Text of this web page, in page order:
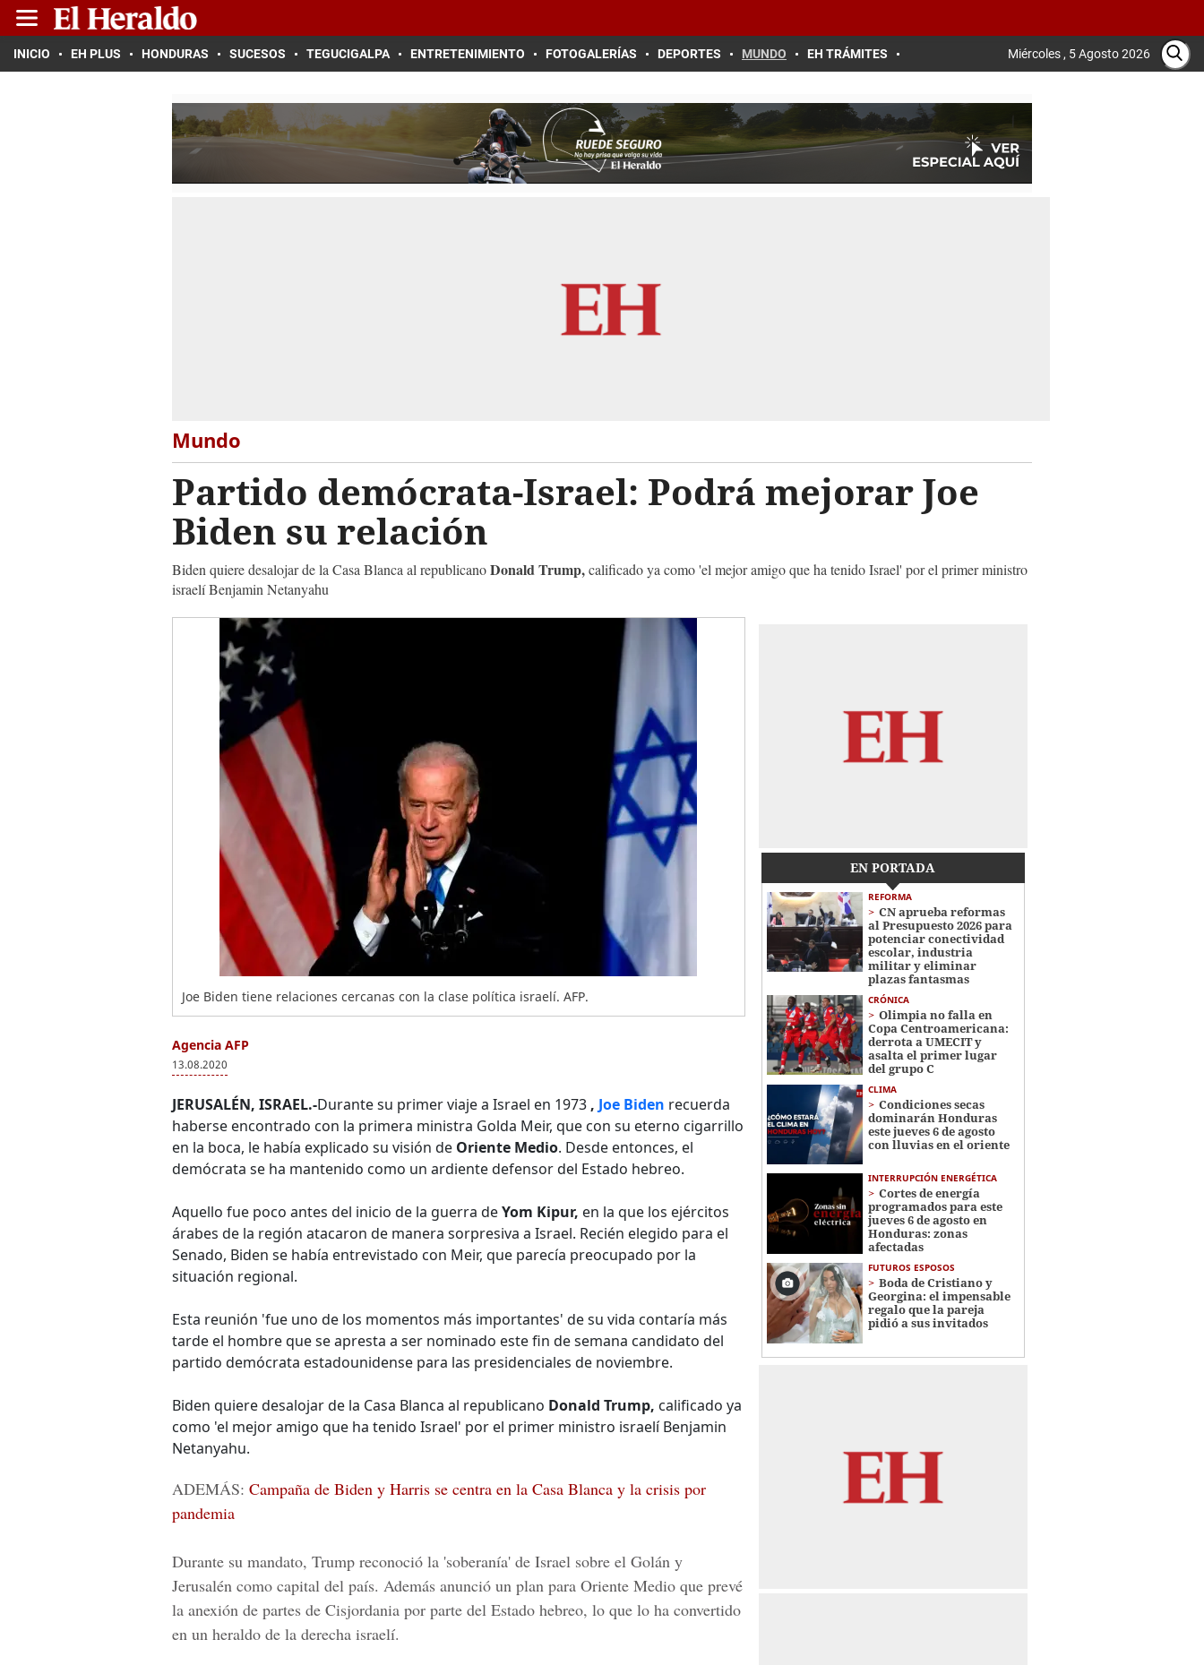
INICIO EH PLUS HONDURAS SUCESOS TEGUCIGALPA ENTRETENIMIENTO FOTOGALERÍAS DEPORTES MUNDO EH TRÁMITES Miércoles , 5 Agosto 2026
Mundo
Partido demócrata-Israel: Podrá mejorar Joe
Biden su relación
Biden quiere desalojar de la Casa Blanca al republicanoDonald Trump,calificado ya como 'el mejor amigo que ha tenido Israel' por el primer ministro
israelí Benjamin Netanyahu
Joe Biden tiene relaciones cercanas con la clase política israelí. AFP.
Agencia AFP
13.08.2020
JERUSALÉN, ISRAEL.-Durante su primer viaje a Israel en 1973 , Joe Biden recuerda
haberse encontrado con la primera ministra Golda Meir, que con su eterno cigarrillo
en la boca, le había explicado su visión de Oriente Medio. Desde entonces, el
demócrata se ha mantenido como un ardiente defensor del Estado hebreo.
Aquello fue poco antes del inicio de la guerra deYom Kipur, en la que los ejércitos
árabes de la región atacaron de manera sorpresiva a Israel. Recién elegido para el
Senado, Biden se había entrevistado con Meir, que parecía preocupado por la
situación regional.
Esta reunión 'fue uno de los momentos más importantes' de su vida contaría más
tarde el hombre que se apresta a ser nominado este fin de semana candidato del
partido demócrata estadounidense para las presidenciales de noviembre.
Biden quiere desalojar de la Casa Blanca al republicano Donald Trump, calificado ya
como 'el mejor amigo que ha tenido Israel' por el primer ministro israelí Benjamin
Netanyahu.
ADEMÁS: Campaña de Biden y Harris se centra en la Casa Blanca y la crisis por
pandemia
Durante su mandato, Trump reconoció la 'soberanía' de Israel sobre el Golán y
Jerusalén como capital del país. Además anunció un plan para Oriente Medio que prevé
la anexión de partes de Cisjordania por parte del Estado hebreo, lo que lo ha convertido
en un heraldo de la derecha israelí.
EN PORTADA
REFORMA
CN aprueba reformas
al Presupuesto 2026 para
potenciar conectividad
escolar, industria
militar y eliminar
plazas fantasmas
CRÓNICA
Olimpia no falla en
Copa Centroamericana:
derrota a UMECIT y
asalta el primer lugar
del grupo C
CLIMA
Condiciones secas
dominarán Honduras
este jueves 6 de agosto
con lluvias en el oriente
INTERRUPCIÓN ENERGÉTICA
Cortes de energía
programados para este
jueves 6 de agosto en
Honduras: zonas
afectadas
FUTUROS ESPOSOS
Boda de Cristiano y
Georgina: el impensable
regalo que la pareja
pidió a sus invitados